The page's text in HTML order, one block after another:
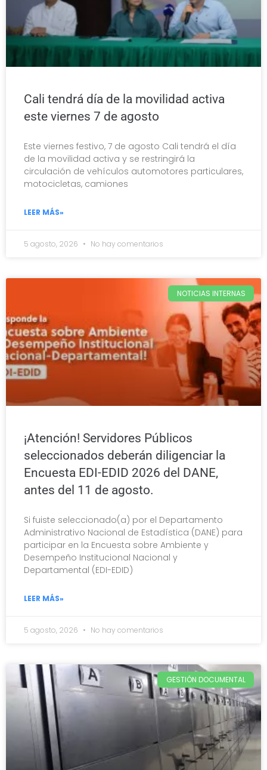
Cali tendrá día de la movilidad activa
este viernes 7 de agosto
Este viernes festivo, 7 de agosto Cali tendrá el día
de la movilidad activa y se restringirá la
circulación de vehículos automotores particulares,
motocicletas, camiones
LEER MÁS»
5 agosto, 2026 No hay comentarios
NOTICIAS INTERNAS
¡Atención! Servidores Públicos
seleccionados deberán diligenciar la
Encuesta EDI-EDID 2026 del DANE,
antes del 11 de agosto.
Si fuiste seleccionado(a) por el Departamento
Administrativo Nacional de Estadística (DANE) para
participar en la Encuesta sobre Ambiente y
Desempeño Institucional Nacional y
Departamental (EDI-EDID)
LEER MÁS»
5 agosto, 2026 No hay comentarios
GESTIÓN DOCUMENTAL